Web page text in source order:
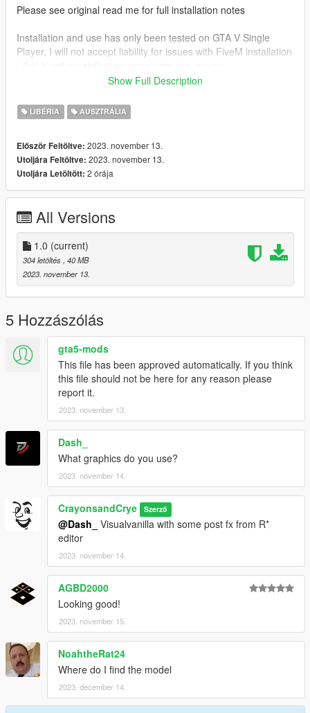
Please see original read me for full installation notes
Installation and use has only been tested on GTA V Single
Player, I will not accept liability for issues with FiveM installation
Textures by:
Crayon
Thomas Arnold
Models by :
SkylineGTRFreak
Show Full Description
LIBÉRIA AUSZTRÁLIA
Először Feltöltve: 2023. november 13.
Utoljára Feltöltve: 2023. november 13.
Utoljára Letöltött: 2 órája
All Versions
1.0 (current)
304 letöltés, 40 MB
2023. november 13.
5 Hozzászólás
gta5-mods
This file has been approved automatically. If you think
this file should not be here for any reason please
report it.
2023. november 13.
Dash_
What graphics do you use?
2023. november 14.
CrayonsandCrye Szerző
@Dash_
Visualvanilla with some post fx from R*
editor
2023. november 14.
AGBD2000
Looking good!
2023. november 15.
NoahtheRat24
Where do I find the model
2023. december 14.